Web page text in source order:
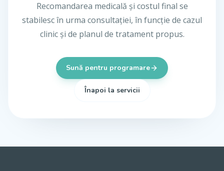
Recomandarea medicală și costul final se
stabilesc în urma consultației, în funcție de cazul
clinic și de planul de tratament propus.
Sună pentru programare
Înapoi la servicii